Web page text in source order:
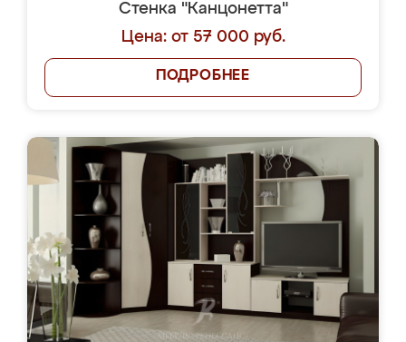
Стенка "Канцонетта"
Цена: от 57 000 руб.
ПОДРОБНЕЕ